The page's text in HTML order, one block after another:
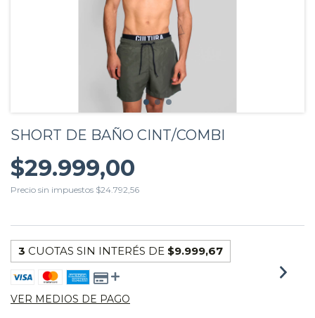
SHORT DE BAÑO CINT/COMBI
$29.999,00
Precio sin impuestos $24.792,56
3 CUOTAS SIN INTERÉS DE $9.999,67
VER MEDIOS DE PAGO